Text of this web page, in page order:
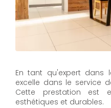
En tant qu'expert dans
excelle dans le service
Cette prestation est
esthétiques et durables.